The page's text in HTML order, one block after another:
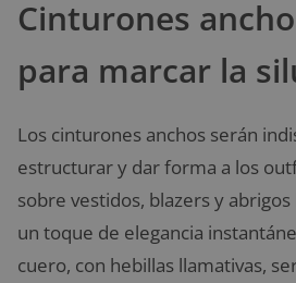
Cinturones
para marcar la
Los cinturones anchos serán
estructurar y dar forma a los
sobre vestidos, blazers y
un toque de elegancia
cuero, con hebillas llamativas,